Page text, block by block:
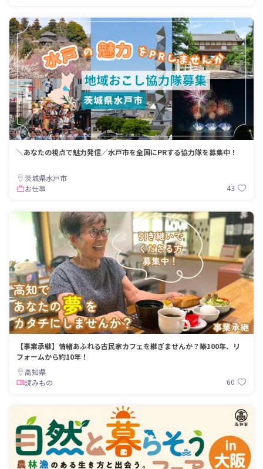
＼あなたの視点で魅力発信／水戸市を全国にPRする協力隊を募集中！
茨城県水戸市
お仕事
43
【事業承継】情緒あふれる古民家カフェを継ぎませんか？築100年、リ
フォームから約10年！
高知県
読みもの
60